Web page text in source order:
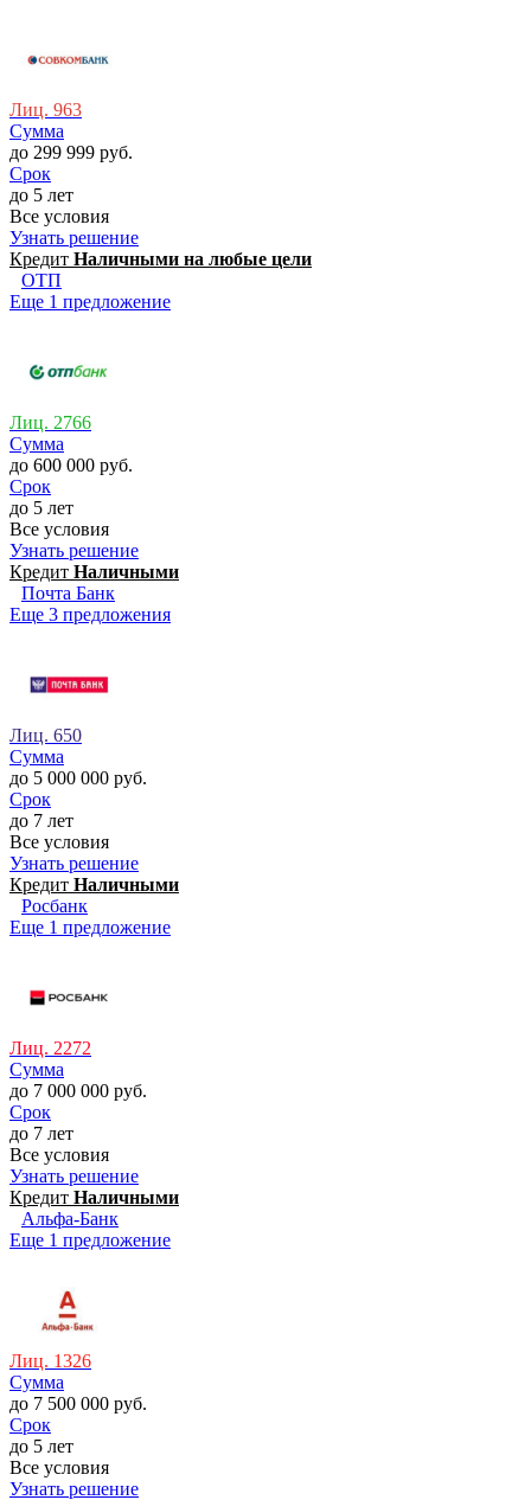
Лиц. 963
Сумма
до 299 999 руб.
Срок
до 5 лет
Все условия
Узнать решение
Кредит Наличными на любые цели
ОТП
Еще 1 предложение
Лиц. 2766
Сумма
до 600 000 руб.
Срок
до 5 лет
Все условия
Узнать решение
Кредит Наличными
Почта Банк
Еще 3 предложения
Лиц. 650
Сумма
до 5 000 000 руб.
Срок
до 7 лет
Все условия
Узнать решение
Кредит Наличными
Росбанк
Еще 1 предложение
Лиц. 2272
Сумма
до 7 000 000 руб.
Срок
до 7 лет
Все условия
Узнать решение
Кредит Наличными
Альфа-Банк
Еще 1 предложение
Лиц. 1326
Сумма
до 7 500 000 руб.
Срок
до 5 лет
Все условия
Узнать решение